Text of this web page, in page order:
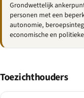
Grondwettelijk
personen met een
autonomie,
economische en
Toezichthouders